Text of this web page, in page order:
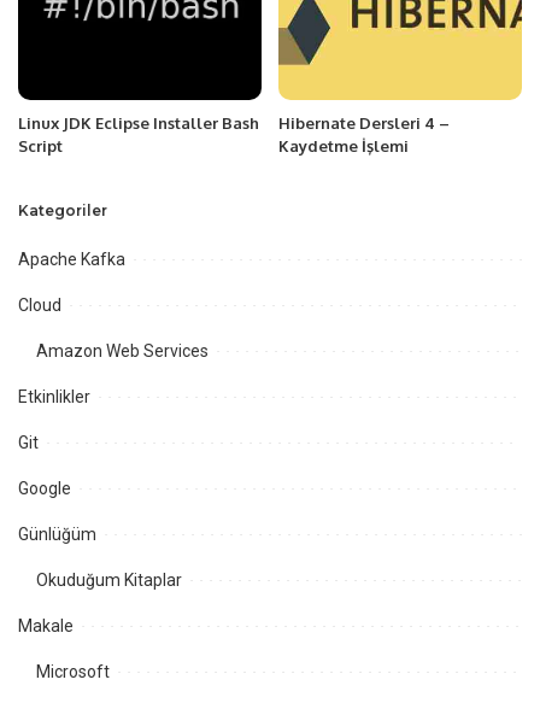
Linux JDK Eclipse Installer Bash
Script
Hibernate Dersleri 4 –
Kaydetme İşlemi
Kategoriler
Apache Kafka
Cloud
Amazon Web Services
Etkinlikler
Git
Google
Günlüğüm
Okuduğum Kitaplar
Makale
Microsoft